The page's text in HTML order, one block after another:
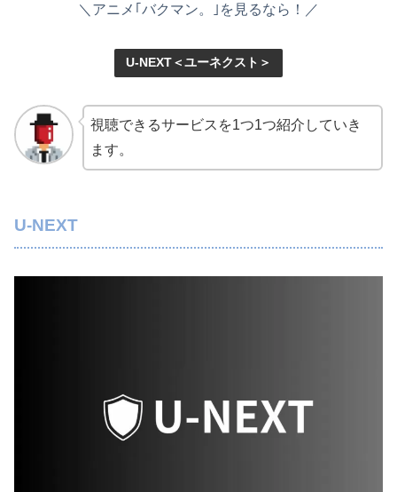
＼アニメ｢バクマン。｣を見るなら！／
U-NEXT＜ユーネクスト＞
視聴できるサービスを1つ1つ紹介していき
ます。
U-NEXT